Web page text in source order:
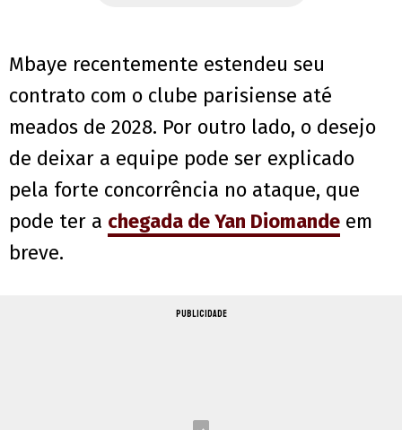
Mbaye recentemente estendeu seu
contrato com o clube parisiense até
meados de 2028. Por outro lado, o desejo
de deixar a equipe pode ser explicado
pela forte concorrência no ataque, que
pode ter a chegada de Yan Diomande em
breve.
PUBLICIDADE